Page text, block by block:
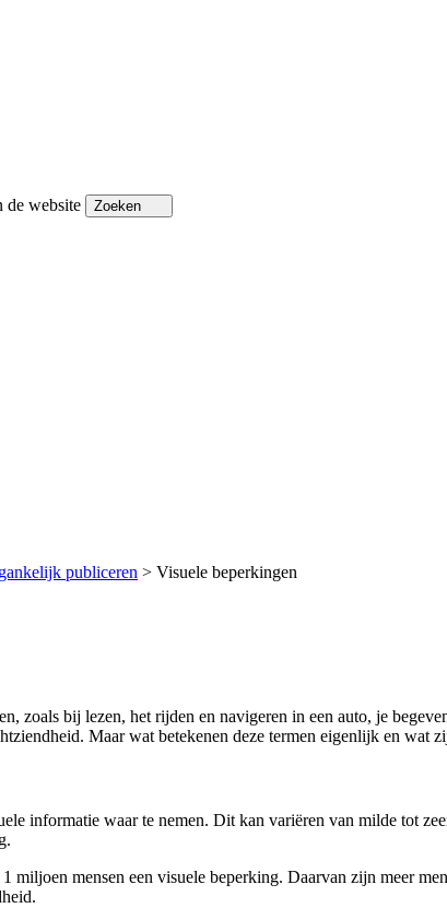
de website Zoeken
publiceren > Visuele beperkingen
zoals bij lezen, het rijden en navigeren in een auto, je
Maar wat betekenen deze termen eigenlijk en wat
informatie waar te nemen. Dit kan variëren van milde tot
mensen een visuele beperking. Daarvan zijn meer